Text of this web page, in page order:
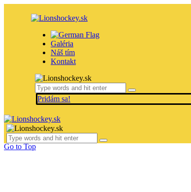
Galéria
Náš tím
Kontakt
Pridám sa!
Go to Top